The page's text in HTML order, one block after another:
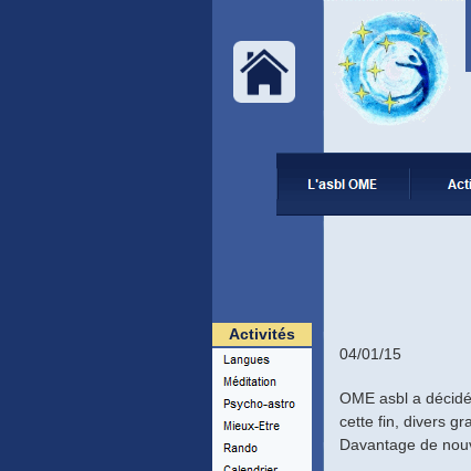
04/01/15
OME asbl a
cette fin, divers
Davantage de
Activités